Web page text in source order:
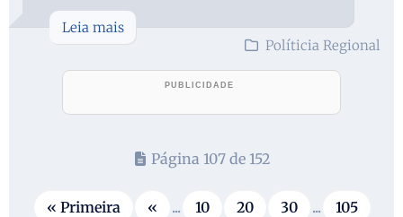
Leia mais
Políticia Regional
Página 107 de 152
« Primeira « ... 10 20 30 ... 105